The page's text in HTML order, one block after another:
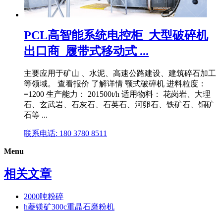
PCL高智能系统电控柜_大型破碎机
出口商_履带式移动式 ...
主要应用于矿山 、水泥、高速公路建设、建筑碎石加工
等领域。 查看报价 了解详情 颚式破碎机 进料粒度：
=1200 生产能力： 201500t/h 适用物料： 花岗岩、大理
石、玄武岩、石灰石、石英石、河卵石、铁矿石、铜矿
石等 ...
联系电话: 180 3780 8511
Menu
相关文章
2000吨粉碎
h菱镁矿300c重晶石磨粉机